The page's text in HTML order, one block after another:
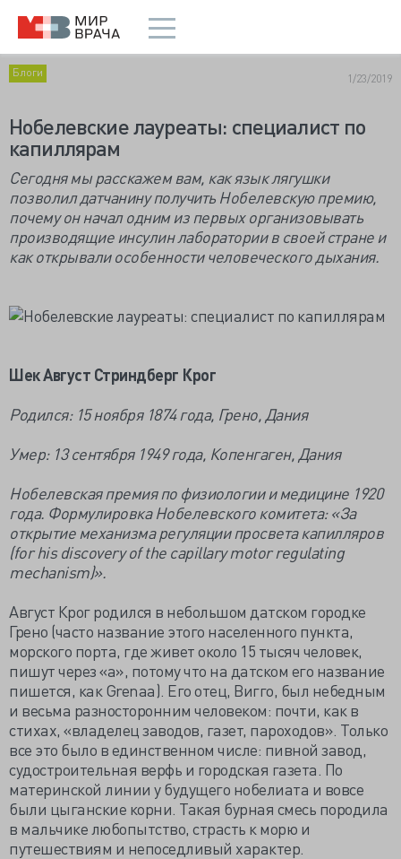
Блоги 1/23/2019
Нобелевские лауреаты: специалист по
капиллярам
Сегодня мы расскажем вам, как язык лягушки
позволил датчанину получить Нобелевскую премию,
почему он начал одним из первых организовывать
производящие инсулин лаборатории в своей стране и
как открывали особенности человеческого дыхания.
Шек Август Стриндберг Крог
Родился: 15 ноября 1874 года, Грено, Дания
Умер: 13 сентября 1949 года, Копенгаген, Дания
Нобелевская премия по физиологии и медицине 1920
года. Формулировка Нобелевского комитета: «За
открытие механизма регуляции просвета капилляров
(for his discovery of the capillary motor regulating
mechanism)».
Август Крог родился в небольшом датском городке
Грено (часто название этого населенного пункта,
морского порта, где живет около 15 тысяч человек,
пишут через «а», потому что на датском его название
пишется, как Grenaa). Его отец, Вигго, был небедным
и весьма разносторонним человеком: почти, как в
стихах, «владелец заводов, газет, пароходов». Только
все это было в единственном числе: пивной завод,
судостроительная верфь и городская газета. По
материнской линии у будущего нобелиата и вовсе
были цыганские корни. Такая бурная смесь породила
в мальчике любопытство, страсть к морю и
путешествиям и непоседливый характер.